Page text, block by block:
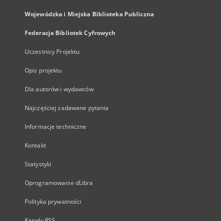
Wojewódzka i Miejska Biblioteka Publiczna
Federacja Bibliotek Cyfrowych
Uczestnicy Projektu
Opis projektu
Dla autorów i wydawców
Najczęściej zadawane pytania
Informacje techniczne
Kontakt
Statystyki
Oprogramowanie dLibra
Polityka prywatności